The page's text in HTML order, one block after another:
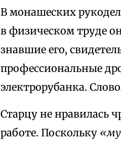
В монашеских
в физическом труде
знавшие его,
профессиональные
электрорубанка.
Старцу не нравилась
работе. Поскольку